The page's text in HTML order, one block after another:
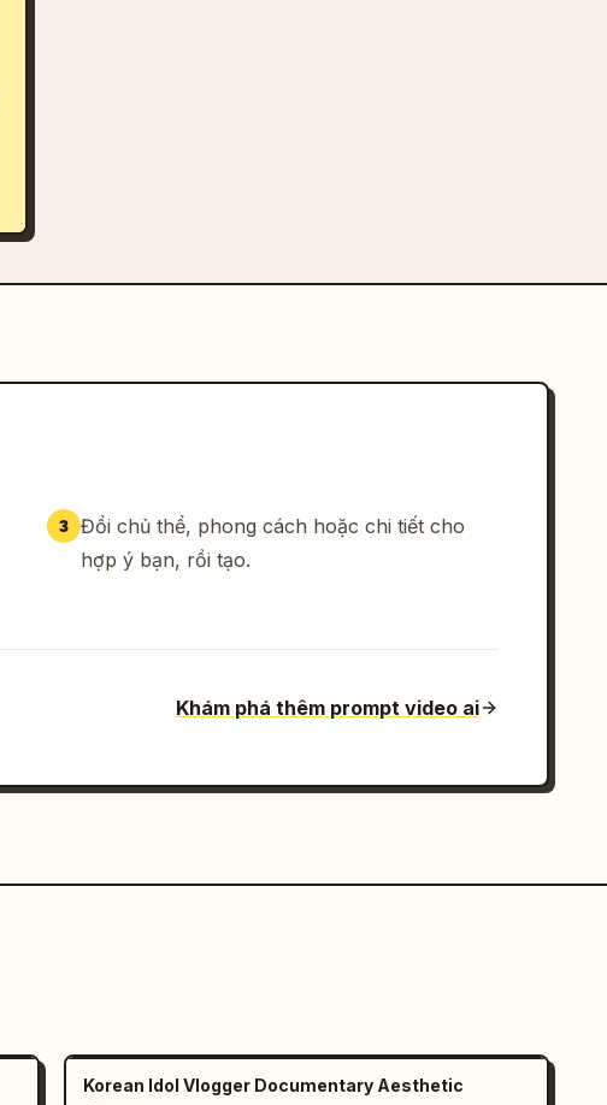
3 Đổi chủ thể, phong cách hoặc chi tiết cho
hợp ý bạn, rồi tạo.
Khám phá thêm prompt video ai
Korean Idol Vlogger Documentary Aesthetic